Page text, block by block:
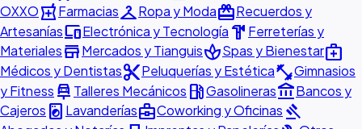
OXXOlocal_pharmacyFarmaciascheckroomRopa y ModaredeemRecuerdos y
ArtesaníasdevicesElectrónica y Tecnología hardware Ferreterías y
MaterialesstoreMercados y TianguisspaSpas y Bienestarmedical_services
Médicos y Dentistascontent_cutPeluquerías y Estéticafitness_centerGimnasios
y Fitness car_repair Talleres Mecánicos local_gas_stationGasolinerasaccount_balanceBancos y
Cajeros local_laundry_service Lavanderíasbusiness_centerCoworking y Oficinas gavel